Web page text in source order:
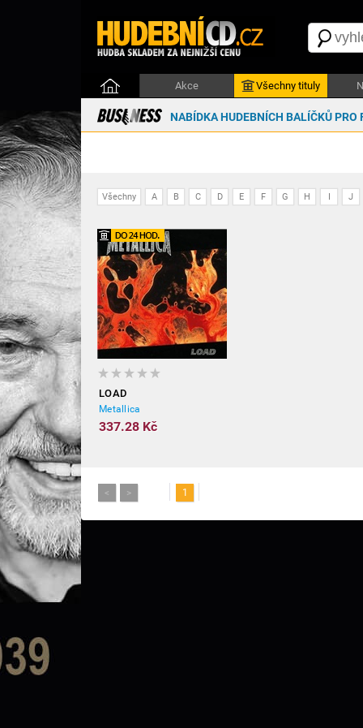
Akce Všechny tituly
NABÍDKA HUDEBNÍCH BALÍČKŮ PRO
Všechny A B C D E F G H I J
LOAD
Metallica
337.28 Kč
< > 1